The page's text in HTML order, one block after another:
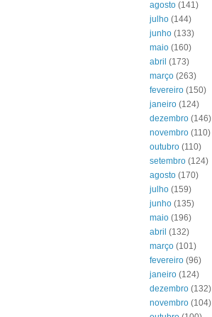
agosto (141)
julho (144)
junho (133)
maio (160)
abril (173)
março (263)
fevereiro (150)
janeiro (124)
dezembro (146)
novembro (110)
outubro (110)
setembro (124)
agosto (170)
julho (159)
junho (135)
maio (196)
abril (132)
março (101)
fevereiro (96)
janeiro (124)
dezembro (132)
novembro (104)